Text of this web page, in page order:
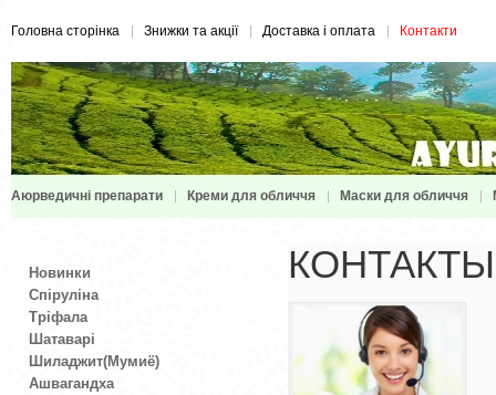
Головна сторінка Знижки та акції Доставка і оплата Контакти
Аюрведичні препарати Креми для обличчя Маски для обличчя
Новинки
Спіруліна
Тріфала
Шатаварі
Шиладжит(Мумиё)
Ашвагандха
КОНТАКТЫ